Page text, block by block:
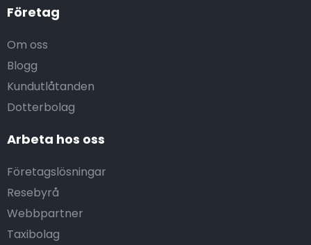
Företag
Om oss
Blogg
Kundutlåtanden
Dotterbolag
Arbeta hos oss
Företagslösningar
Resebyrå
Webbpartner
Taxibolag